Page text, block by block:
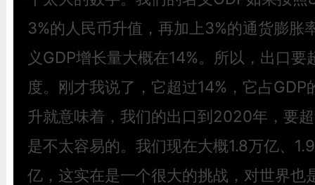
3%的人民币升值，再加上3%的通货膨胀
义GDP增长量大概在14%。所以，出口要
度。刚才我说了，它超过14%，它占GDP
升就意味着，我们的出口到2020年，要
是不太容易的。我们现在大概1.8万亿、
亿，这实在是一个很大的挑战，对世界也